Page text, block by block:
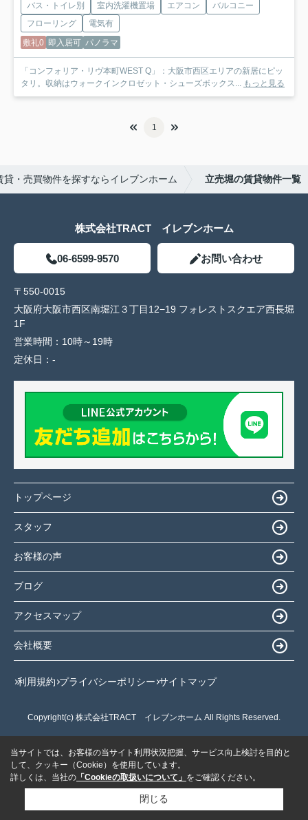
バス・トイレ別 室内洗濯機置場 エアコン
バルコニー
フローリング
電気有
敷礼0 即入居可 パノラマ
「コンフォリア・リヴ本町WEST Q」：大阪市西区エリアの新居にピッ
タリ。収納はウォークインクロゼット・シューズボックス... もっと見る
1
貸・売買物件を探すならイレブンホーム 立売堀の賃貸物件一覧
株式会社TRACT イレブンホーム
06-6599-9570 お問い合わせ
〒550-0015
大阪府大阪市西区南堀江３丁目12−19 フォレストスクエア西長堀
1F
営業時間： 10時～19時
定休日： -
トップページ
スタッフ
お客様の声
ブログ
アクセスマップ
会社概要
利用規約 プライバシーポリシー サイトマップ
Copyright(c) 株式会社TRACT イレブンホーム All Rights Reserved.
当サイトでは、お客様の当サイト利用状況把握、サービス向上検討を目的と
して、クッキー（Cookie）を使用しています。
詳しくは、当社の 「Cookieの取扱いについて」 をご確認ください。
閉じる